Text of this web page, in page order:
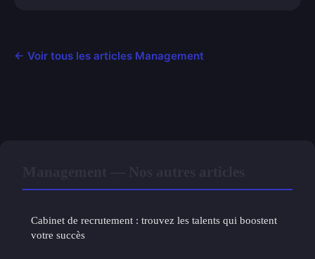
← Voir tous les articles Management
Cabinet de recrutement : trouvez les talents qui boostent
votre succès